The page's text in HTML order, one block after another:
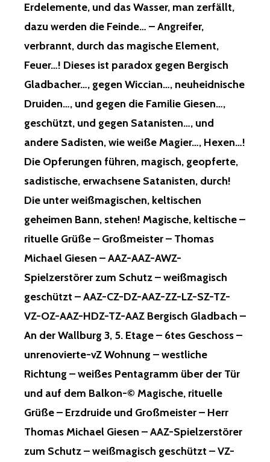
Erdelemente, und das Wasser, man zerfällt,
dazu werden die Feinde… – Angreifer,
verbrannt, durch das magische Element,
Feuer…! Dieses ist paradox gegen Bergisch
Gladbacher…, gegen Wiccian…, neuheidnische
Druiden…, und gegen die Familie Giesen…,
geschützt, und gegen Satanisten…, und
andere Sadisten, wie weiße Magier…, Hexen…!
Die Opferungen führen, magisch, geopferte,
sadistische, erwachsene Satanisten, durch!
Die unter weißmagischen, keltischen
geheimen Bann, stehen! Magische, keltische –
rituelle Grüße – Großmeister – Thomas
Michael Giesen – AAZ-AAZ-AWZ-
Spielzerstörer zum Schutz – weißmagisch
geschützt – AAZ-CZ-DZ-AAZ-ZZ-LZ-SZ-TZ-
VZ-OZ-AAZ-HDZ-TZ-AAZ Bergisch Gladbach –
An der Wallburg 3, 5. Etage – 6tes Geschoss –
unrenovierte-vZ Wohnung – westliche
Richtung – weißes Pentagramm über der Tür
und auf dem Balkon-© Magische, rituelle
Grüße – Erzdruide und Großmeister – Herr
Thomas Michael Giesen – AAZ-Spielzerstörer
zum Schutz – weißmagisch geschützt – VZ-